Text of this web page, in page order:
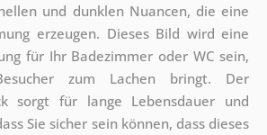
und dunklen Nuancen, die eine
erzeugen. Dieses Bild wird eine
für Ihr Badezimmer oder WC sein,
zum Lachen bringt. Der
sorgt für lange Lebensdauer und
Sie sicher sein können, dass dieses